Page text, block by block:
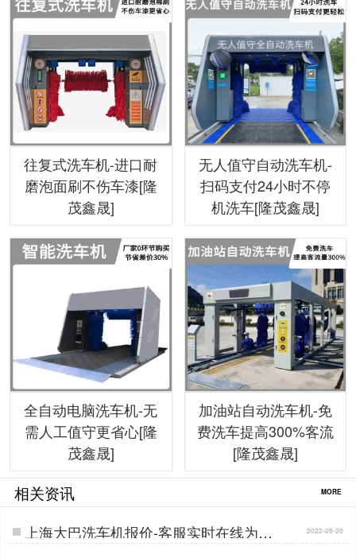
往复式洗车机-进口耐
磨泡面刷不伤车漆[隆
茂鑫晟]
无人值守自动洗车机-
扫码支付24小时不停
机洗车[隆茂鑫晟]
全自动电脑洗车机-无
需人工值守更省心[隆
茂鑫晟]
加油站自动洗车机-免
费洗车提高300%客流
[隆茂鑫晟]
相关资讯 MORE
上海大巴洗车机报价-客服实时在线为您
报价[隆茂鑫晟]…
2022-09-20